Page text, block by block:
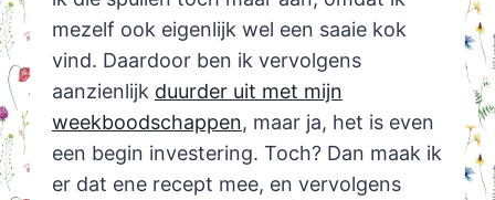
mezelf ook eigenlijk wel een saaie kok
vind. Daardoor ben ik vervolgens
aanzienlijk duurder uit met mijn
weekboodschappen, maar ja, het is even
een begin investering. Toch? Dan maak ik
er dat ene recept mee, en vervolgens